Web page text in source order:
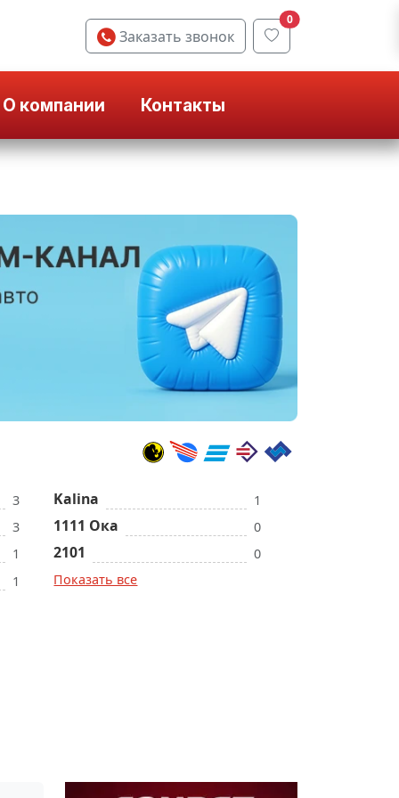
Заказать звонок
0
О компании Контакты
3
3
1
1
Kalina 1
1111 Ока 0
2101
0
Показать все